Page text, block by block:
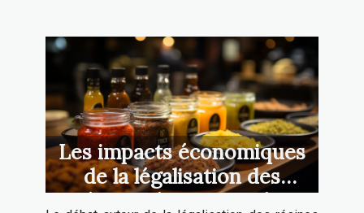
Les impacts économiques
de la légalisation des
résines de CBD sur les